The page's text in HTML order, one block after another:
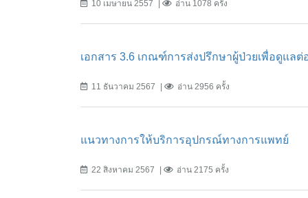
10 เมษายน 2557 อ่าน 1078 ครั้ง
เอกสาร 3.6 เกณฑ์การส่งปรึกษาผู้ป่วยเพื่อดูแลต่
11 ธันวาคม 2567 อ่าน 2956 ครั้ง
แนวทางการให้บริการอุปกรณ์ทางการแพทย์
22 สิงหาคม 2567 อ่าน 2175 ครั้ง